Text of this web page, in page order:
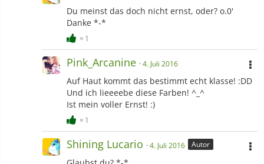
Du meinst das doch nicht ernst, oder? o.0'
Danke *-*
1
Pink_Arcanine 4. Juli 2016
Auf Haut kommt das bestimmt echt klasse! :DD
Und ich lieeeebe diese Farben! ^_^
Ist mein voller Ernst! :)
1
Shining Lucario 4. Juli 2016 Autor